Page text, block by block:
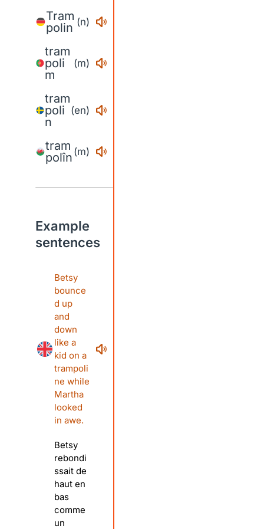
Tram
polin (n)
tram
poli
m
(m)
tram
poli
n
(en)
tram
polîn (m)
Example
sentences
Betsy
bounce
d up
and
down
like a
kid on a
trampoli
ne while
Martha
looked
in awe.
Betsy
rebondi
ssait de
haut en
bas
comme
un